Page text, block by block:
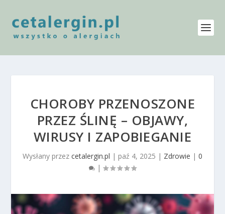
CHOROBY PRZENOSZONE
PRZEZ ŚLINĘ – OBJAWY,
WIRUSY I ZAPOBIEGANIE
Wysłany przez cetalergin.pl | paź 4, 2025 | Zdrowie | 0
|